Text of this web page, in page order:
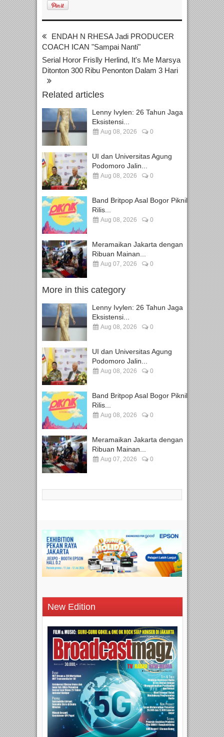
ENDAH N RHESA Jadi PRODUCER
COACH ICAN "Sampai Nanti"
Serial Horor Frislly Herlind, It's Me Marsya
Ditonton 300 Ribu Penonton Dalam 3 Hari
Related articles
Lenny Ivylen: 26 Tahun Jaga
Eksistensi...
Aug 08, 2026 0
UI dan Universitas Agung
Podomoro Jalin...
Aug 08, 2026 0
Band Britpop Asal Bogor Piknik
Rilis...
Aug 08, 2026 0
Meramaikan Jakarta dengan
Ribuan Mainan...
Aug 07, 2026 0
More in this category
Lenny Ivylen: 26 Tahun Jaga
Eksistensi...
Aug 08, 2026 0
UI dan Universitas Agung
Podomoro Jalin...
Aug 08, 2026 0
Band Britpop Asal Bogor Piknik
Rilis...
Aug 08, 2026 0
Meramaikan Jakarta dengan
Ribuan Mainan...
Aug 07, 2026 0
New Edition